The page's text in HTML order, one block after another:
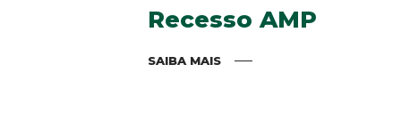
Recesso AMP
SAIBA MAIS